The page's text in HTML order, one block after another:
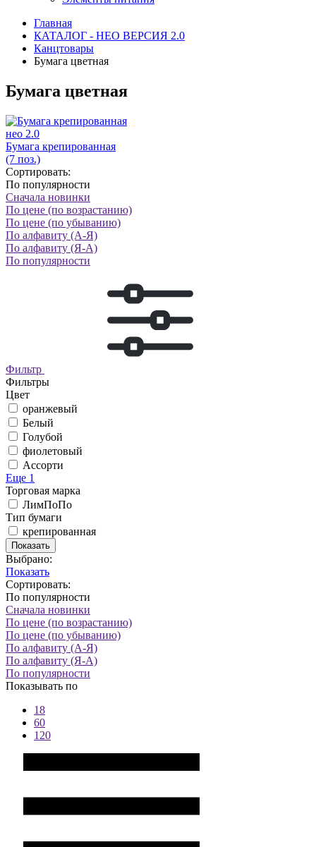
Главная
КАТАЛОГ - НЕО ВЕРСИЯ 2.0
Канцтовары
Бумага цветная
Бумага цветная
нео 2.0
Бумага крепированная
(7 поз.)
Сортировать:
По популярности
Сначала новинки
По цене (по возрастанию)
По цене (по убыванию)
По алфавиту (А-Я)
По алфавиту (Я-А)
По популярности
Фильтр
Фильтры
Цвет
оранжевый
Белый
Голубой
фиолетовый
Ассорти
Еще 1
Торговая марка
ЛимПоПо
Тип бумаги
крепированная
Показать
Выбрано:
Показать
Сортировать:
По популярности
Сначала новинки
По цене (по возрастанию)
По цене (по убыванию)
По алфавиту (А-Я)
По алфавиту (Я-А)
По популярности
Показывать по
18
60
120